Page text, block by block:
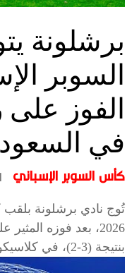
برشلونة
السوبر
الفوز
في
كأس السوبر الإسباني
تُوج نادي برشلونة بلقب
2026، بعد فوزه
بنتيجة (3-2)، في كلاسيكو حبس...